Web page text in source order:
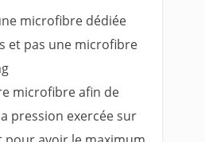
microfibre dédiée
et pas une microfibre
microfibre afin de
pression exercée sur